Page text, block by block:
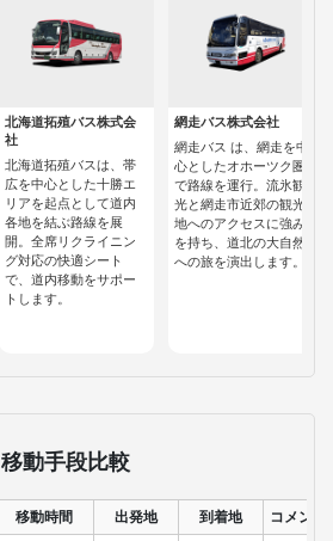
北海道拓殖バス株式会
社
北海道拓殖バスは、帯
広を中心とした十勝エ
リアを起点として道内
各地を結ぶ路線を展
開。全席リクライニン
グ対応の快適シート
で、道内移動をサポー
トします。
網走バス株式会社
網走バス は、網走を中
心としたオホーツク圏
で路線を運行。流氷観
光と網走市近郊の観光
地へのアクセスに強み
を持ち、道北の大自然
への旅を演出します。
移動手段比較
移動時間 出発地 到着地 コメント